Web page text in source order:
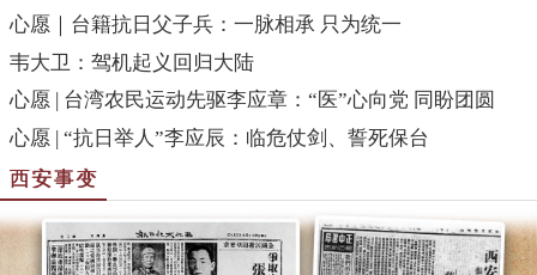
心愿｜台籍抗日父子兵：一脉相承 只为统一
韦大卫：驾机起义回归大陆
心愿 | 台湾农民运动先驱李应章：“医”心向党 同盼团圆
心愿 | “抗日举人”李应辰：临危仗剑、誓死保台
西安事变